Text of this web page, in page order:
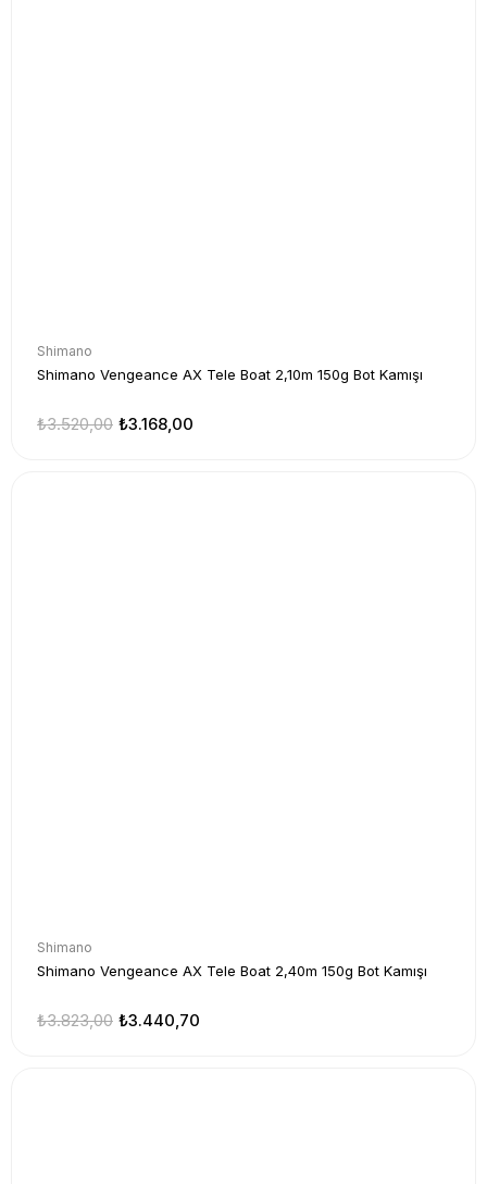
Shimano
Shimano Vengeance AX Tele Boat 2,10m 150g Bot Kamışı
₺3.168,00
₺3.520,00
Shimano
Shimano Vengeance AX Tele Boat 2,40m 150g Bot Kamışı
₺3.440,70
₺3.823,00